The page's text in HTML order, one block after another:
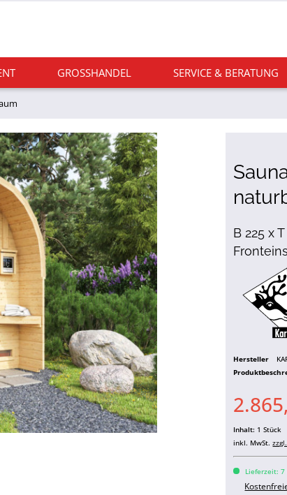
GROSSHANDEL SERVICE & BERATUNG
B 225 x
Hersteller
Inhalt: 1 Stück
inkl. MwSt.
Lieferzeit: